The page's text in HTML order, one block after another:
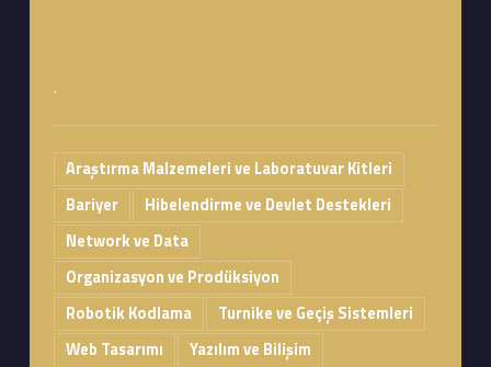
.
Araştırma Malzemeleri ve Laboratuvar Kitleri
Bariyer
Hibelendirme ve Devlet Destekleri
Network ve Data
Organizasyon ve Prodüksiyon
Robotik Kodlama
Turnike ve Geçiş Sistemleri
Web Tasarımı
Yazılım ve Bilişim